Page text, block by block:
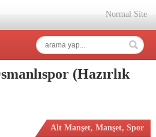
Normal Site
(Hazırlık
Alt Manşet, Manşet, Spor